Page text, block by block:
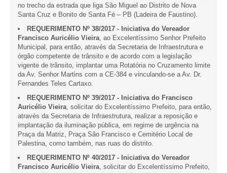
no trecho da estrada que liga São Miguel ao Distrito de Nova
Santa Cruz e Bonito de Santa Fé – PB (Ladeira de Faustino).
REQUERIMENTO Nº 38/2017 - Iniciativa do Vereador
Francisco Auricélio Vieira , ao Excelentíssimo Senhor Prefeito
Municipal, para então, através da Secretaria de Infraestrutura e
órgão competente de trânsito e de acordo com a legislação
vigente de trânsito, implantar uma Rotatória no Cruzamento limite
da Av. Senhor Martins com a CE-384 e vinculando-se a Av. Dr.
Fernandes Teles Cartaxo.
REQUERIMENTO Nº 39/2017 - Iniciativa do Francisco
Auricélio Vieira , solicitar do Excelentíssimo Prefeito, para então,
através da Secretaria de Infraestrutura, realizar a reposição e
implantação da iluminação pública, em regime de urgência na
Praça da Matriz, Praça São Francisco e Cemitério Local de
Palestina, como também, nas ruas do distrito.
REQUERIMENTO Nº 40/2017 - Iniciativa do Vereador
Francisco Auricélio Vieira , solicitar do Excelentíssimo Prefeito,